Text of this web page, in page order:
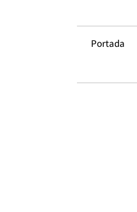
Portada